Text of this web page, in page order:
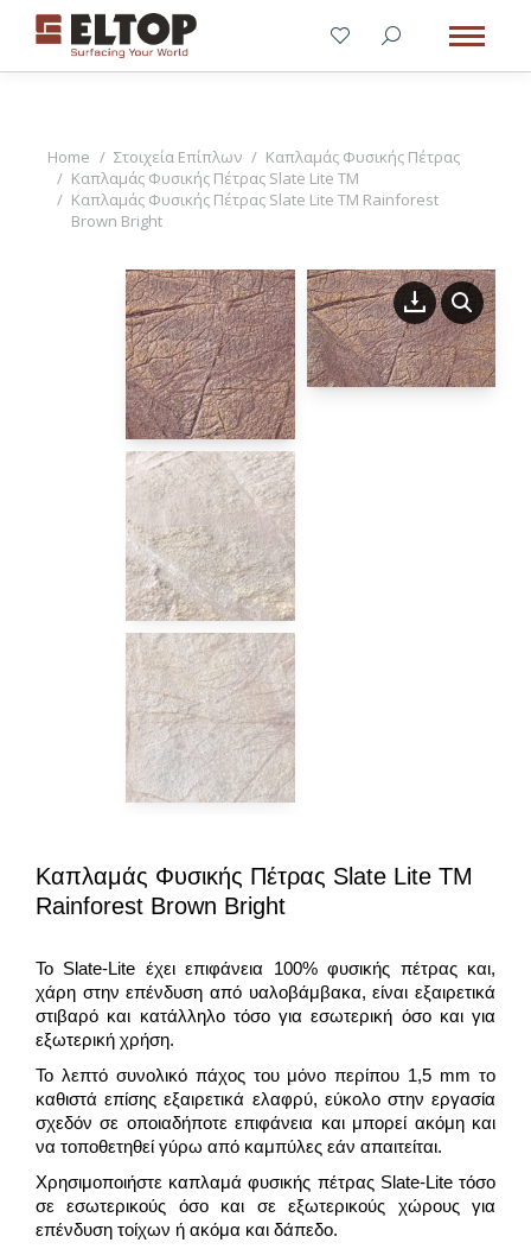
You are here:
Home Στοιχεία Επίπλων
Καπλαμάς Φυσικής Πέτρας
Καπλαμάς Φυσικής Πέτρας Slate Lite TM
Καπλαμάς Φυσικής Πέτρας Slate Lite TM Rainforest
Brown Bright
Καπλαμάς Φυσικής Πέτρας Slate Lite TM
Rainforest Brown Bright
Το Slate-Lite έχει επιφάνεια 100% φυσικής πέτρας και,
χάρη στην επένδυση από υαλοβάμβακα, είναι εξαιρετικά
στιβαρό και κατάλληλο τόσο για εσωτερική όσο και για
εξωτερική χρήση.
Το λεπτό συνολικό πάχος του μόνο περίπου 1,5 mm το
καθιστά επίσης εξαιρετικά ελαφρύ, εύκολο στην εργασία
σχεδόν σε οποιαδήποτε επιφάνεια και μπορεί ακόμη και
να τοποθετηθεί γύρω από καμπύλες εάν απαιτείται.
Χρησιμοποιήστε καπλαμά φυσικής πέτρας Slate-Lite τόσο
σε εσωτερικούς όσο και σε εξωτερικούς χώρους για
επένδυση τοίχων ή ακόμα και δάπεδο.